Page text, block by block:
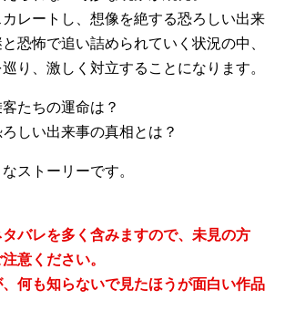
レートし、想像を絶する恐ろしい出来
恐怖で追い詰められていく状況の中、
り、激しく対立することになります。
たちの運命は？
しい出来事の真相とは？
ストーリーです。
バレを多く含みますので、未見の方
意ください。
何も知らないで見たほうが面白い作品